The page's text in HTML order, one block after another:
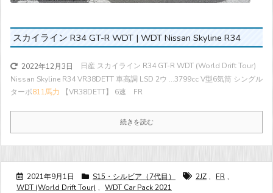
スカイライン R34 GT-R WDT | WDT Nissan Skyline R34
2022年12月3日
日産 スカイライン R34 GT-R WDT (World Drift Tour)
Nissan Skyline R34 VR38DETT 車高調 LSD 2ウ ...3799cc V型6気筒 シングル
ターボ811馬力 【VR38DETT】 6速 FR
続きを読む
2021年9月1日 S15・シルビア（7代目） 2JZ , FR ,
WDT (World Drift Tour) , WDT Car Pack 2021